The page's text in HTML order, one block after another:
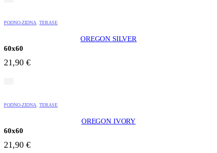
PODNO-ZIDNA TERASE
OREGON SILVER
60x60
21,90 €
PODNO-ZIDNA TERASE
OREGON IVORY
60x60
21,90 €